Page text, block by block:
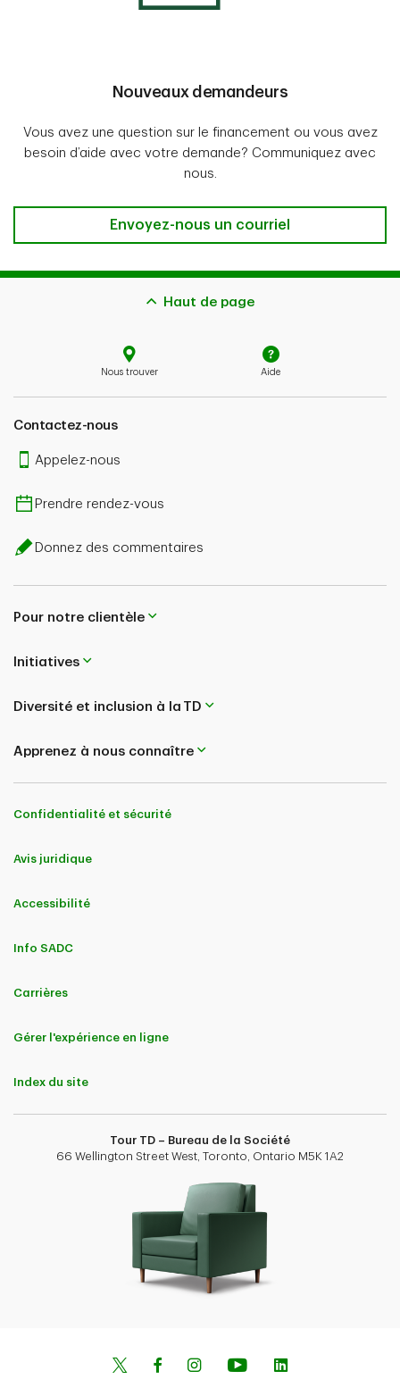
Nouveaux demandeurs
Vous avez une question sur le financement ou vous avez
besoin d’aide avec votre demande? Communiquez avec
nous.
Envoyez-nous un courriel
Haut de page
Nous trouver Aide
Contactez-nous
Appelez-nous
Prendre rendez-vous
Donnez des commentaires
Pour notre clientèle
Initiatives
Diversité et inclusion à la TD
Apprenez à nous connaître
Confidentialité et sécurité
Avis juridique
Accessibilité
Info SADC
Carrières
Gérer l'expérience en ligne
Index du site
Tour TD – Bureau de la Société
66 Wellington Street West, Toronto, Ontario M5K 1A2